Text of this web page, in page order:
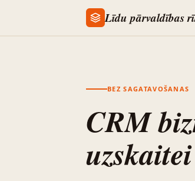
Līdu pārvaldības
BEZ SAGATAVOŠANAS
CRM